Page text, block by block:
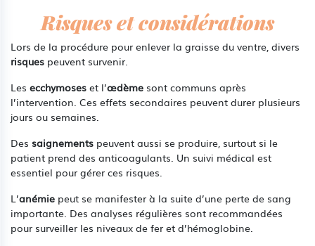
Risques et considérations
Lors de la procédure pour enlever la graisse du ventre, divers
risques peuvent survenir.
Les ecchymoses et l’œdème sont communs après
l’intervention. Ces effets secondaires peuvent durer plusieurs
jours ou semaines.
Des saignements peuvent aussi se produire, surtout si le
patient prend des anticoagulants. Un suivi médical est
essentiel pour gérer ces risques.
L’anémie peut se manifester à la suite d’une perte de sang
importante. Des analyses régulières sont recommandées
pour surveiller les niveaux de fer et d’hémoglobine.